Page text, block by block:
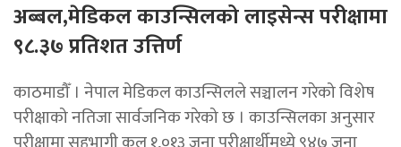
अब्बल,मेडिकल काउन्सिलको लाइसेन्स परीक्षामा
९८.३७ प्रतिशत उत्तिर्ण
काठमाडौँ । नेपाल मेडिकल काउन्सिलले सञ्चालन गरेको विशेष
परीक्षाको नतिजा सार्वजनिक गरेको छ । काउन्सिलका अनुसार